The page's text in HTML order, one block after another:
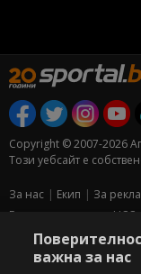
Copyright © 2007-2026
Този уебсайт е
За нас Екип За
Етични правила на НСС
Управление на
важна за нас